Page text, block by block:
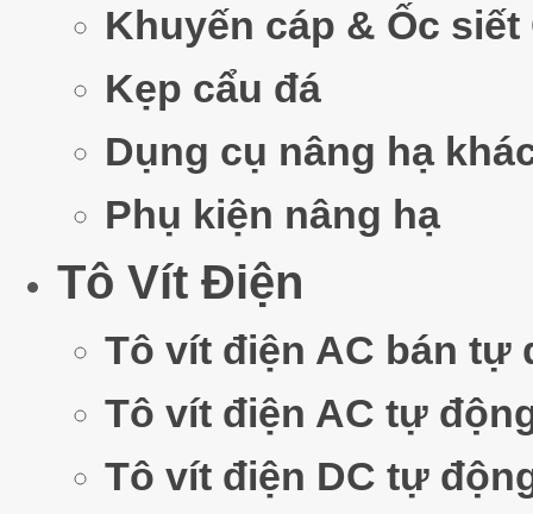
Khuyến cáp & Ốc siết
Kẹp cẩu đá
Dụng cụ nâng hạ
Phụ kiện nâng hạ
Tô Vít Điện
Tô vít điện AC bán tự
Tô vít điện AC tự
Tô vít điện DC tự